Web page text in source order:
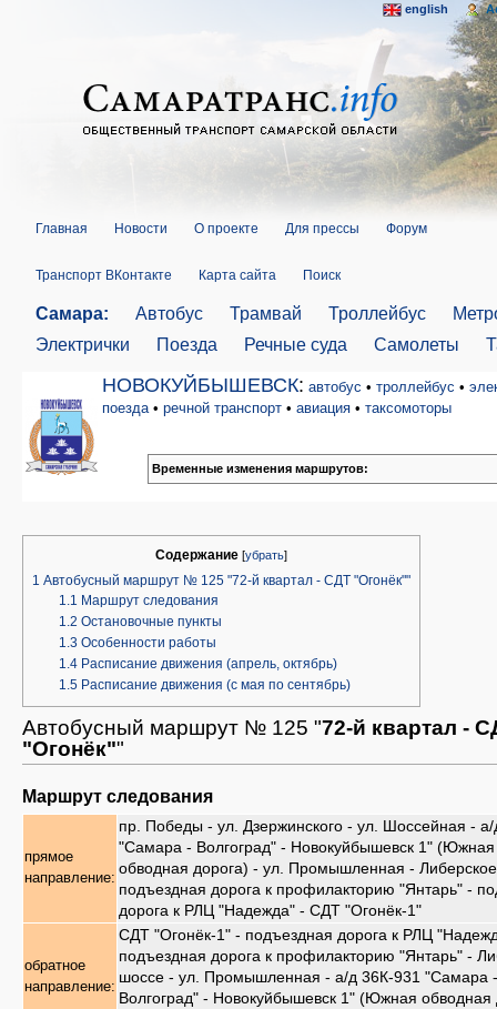
Главная Новости О проекте Для прессы Форум
Транспорт ВКонтакте Карта сайта Поиск
Самара: Автобус Трамвай Троллейбус
Электрички
Поезда Речные суда Самолеты
НОВОКУЙБЫШЕВСК: автобус • троллейбус •
поезда • речной транспорт • авиация • таксомоторы
Временные изменения маршрутов:
Содержание [убрать]
1 Автобусный маршрут № 125 "72-й квартал - СДТ "Огонёк""
1.1 Маршрут следования
1.2 Остановочные пункты
1.3 Особенности работы
1.4 Расписание движения (апрель, октябрь)
1.5 Расписание движения (с мая по сентябрь)
Автобусный маршрут № 125 "72-й квартал -
"Огонёк""
Маршрут следования
прямое
направление:
пр. Победы - ул. Дзержинского - ул. Шоссейная -
"Самара - Волгоград" - Новокуйбышевск 1" (Южная
обводная дорога) - ул. Промышленная -
подъездная дорога к профилакторию "Янтарь" -
дорога к РЛЦ "Надежда" - СДТ "Огонёк-1"
обратное
направление:
СДТ "Огонёк-1" - подъездная дорога к РЛЦ
подъездная дорога к профилакторию "Янтарь" -
шоссе - ул. Промышленная - а/д 36К-931 "Самара -
Волгоград" - Новокуйбышевск 1" (Южная обводная
english